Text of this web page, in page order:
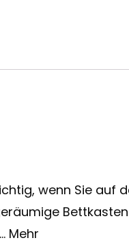
richtig, wenn Sie
geräumige
Mehr